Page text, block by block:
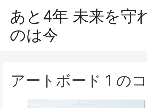
あと4年 未来を守
のは今
アートボード 1 の